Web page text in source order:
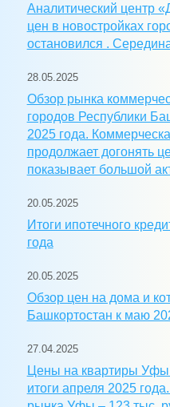
Аналитический центр
цен в новостройках
остановился .
28.05.2025
Обзор рынка
городов Республики
2025 года.
продолжает догонять
показывает большой
20.05.2025
Итоги ипотечного
года
20.05.2025
Обзор цен на дома и
Башкортостан к маю
27.04.2025
Цены на квартиры
итоги апреля 2025